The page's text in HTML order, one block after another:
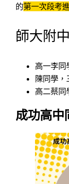
的第一次段考
師大附
高一李同
陳同學，
高二蔡
成功高中